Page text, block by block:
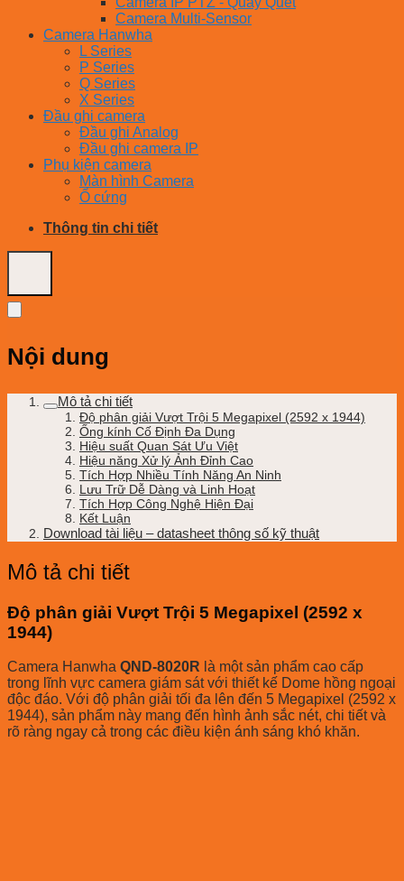
Camera Multi-Sensor
Camera Hanwha
L Series
P Series
Q Series
X Series
Đầu ghi camera
Đầu ghi Analog
Đầu ghi camera IP
Phụ kiện camera
Màn hình Camera
Ổ cứng
Thông tin chi tiết
Nội dung
Mô tả chi tiết
Độ phân giải Vượt Trội 5 Megapixel (2592 x 1944)
Ống kính Cố Định Đa Dụng
Hiệu suất Quan Sát Ưu Việt
Hiệu năng Xử lý Ảnh Đỉnh Cao
Tích Hợp Nhiều Tính Năng An Ninh
Lưu Trữ Dễ Dàng và Linh Hoạt
Tích Hợp Công Nghệ Hiện Đại
Kết Luận
Download tài liệu – datasheet thông số kỹ thuật
Mô tả chi tiết
Độ phân giải Vượt Trội 5 Megapixel (2592 x
1944)
Camera Hanwha QND-8020R là một sản phẩm cao cấp
trong lĩnh vực camera giám sát với thiết kế Dome hồng ngoại
độc đáo. Với độ phân giải tối đa lên đến 5 Megapixel (2592 x
1944), sản phẩm này mang đến hình ảnh sắc nét, chi tiết và
rõ ràng ngay cả trong các điều kiện ánh sáng khó khăn.